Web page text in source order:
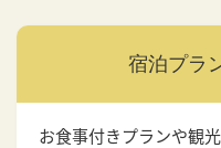
宿泊プラ
お食事付きプランや観